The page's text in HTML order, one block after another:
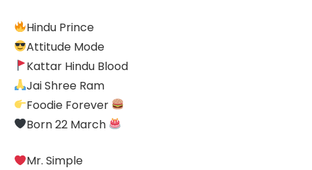
Hindu Prince
Attitude Mode
Kattar Hindu Blood
Jai Shree Ram
Foodie Forever
Born 22 March
Mr. Simple